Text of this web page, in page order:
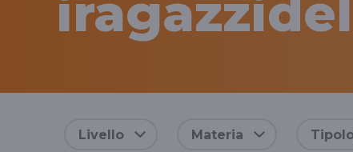
Livello Materia